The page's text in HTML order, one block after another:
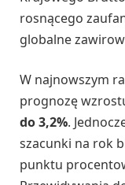
rosnącego
globalne
W najnowszym
prognozę
do 3,2%.
szacunki na rok
punktu